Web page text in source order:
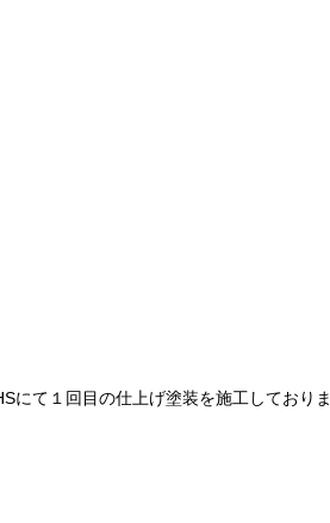
にて１回目の仕上げ塗装を施工しておりま